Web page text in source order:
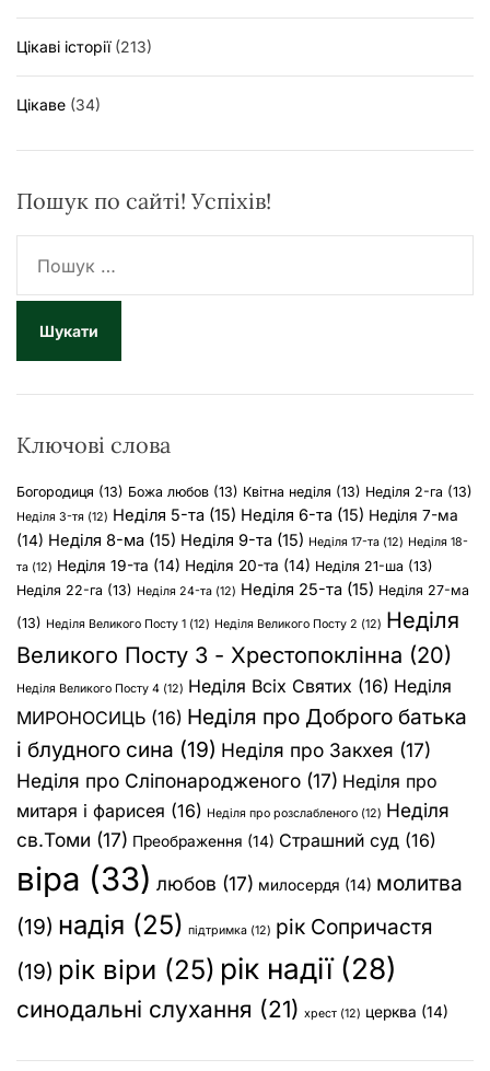
Цікаві історії(213)
Цікаве (34)
Пошук по сайті! Успіхів!
ш
к
Ключові слова
Богородиця (13) Божа любов (13) Квітна неділя (13) Неділя 2-га (13)
Неділя 3-тя (12) Неділя 5-та (15) Неділя 6-та (15) Неділя 7-ма
(14) Неділя 8-ма (15) Неділя 9-та (15) Неділя 17-та (12) Неділя 18-
та (12) Неділя 19-та (14) Неділя 20-та (14) Неділя 21-ша (13)
Неділя 22-га (13) Неділя 24-та (12) Неділя 25-та (15) Неділя 27-ма
(13) Неділя Великого Посту 1 (12) Неділя Великого Посту 2 (12) Неділя
Великого Посту 3 - Хрестопоклінна (20)
Неділя Великого Посту 4 (12) Неділя Всіх Святих (16) Неділя
МИРОНОСИЦЬ (16) Неділя про Доброго батька
і блудного сина (19) Неділя про Закхея (17)
Неділя про Сліпонародженого (17) Неділя про
митаря і фарисея (16) Неділя про розслабленого (12) Неділя
св.Томи (17) Преображення (14) Страшний суд (16)
віра (33) любов (17) милосердя (14) молитва
(19) надія (25) підтримка (12) рік Сопричастя
(19) рік віри (25) рік надії(28)
синодальні слухання (21) хрест (12) церква (14)